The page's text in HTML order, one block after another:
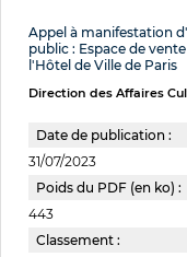
Appel à manifestation
public : Espace de
l'Hôtel de Ville de Paris
Direction des Affaires
Date de publication :
31/07/2023
Poids du PDF (en ko) :
443
Classement :